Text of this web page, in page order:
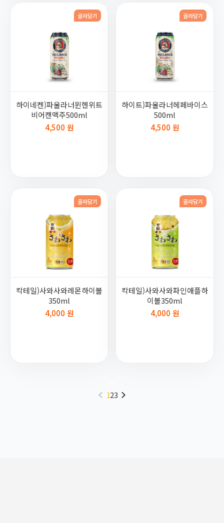
골라담기
하이네켄)파울라너뮌헨위트
비어캔맥주500ml
4,500 원
골라담기
하이트)파울라너헤페바이스
500ml
4,500 원
골라담기
칵테일)사와사와레몬하이볼
350ml
4,000 원
골라담기
칵테일)사와사와파인애플하
이볼350ml
4,000 원
123